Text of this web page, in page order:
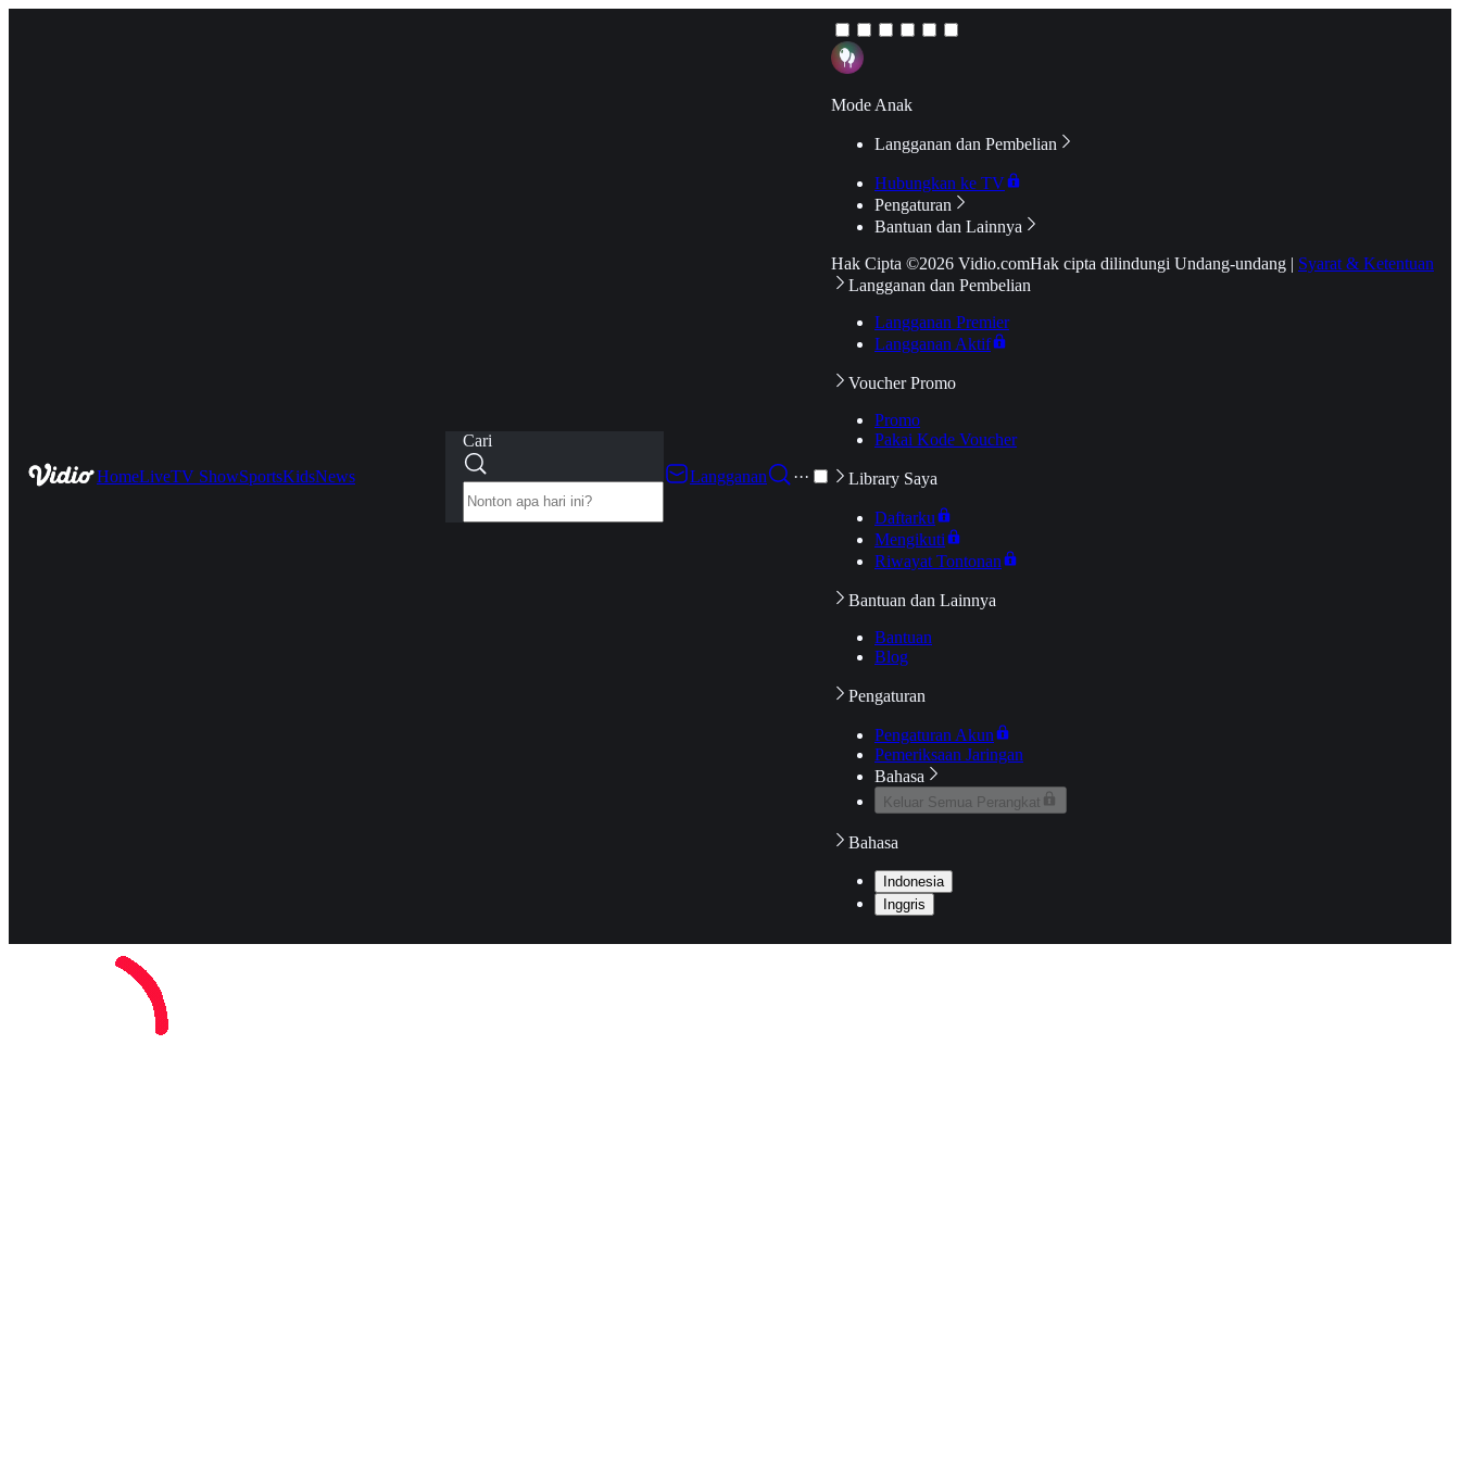
HomeLiveTV ShowSportsKidsNews
Cari
Langganan
···
Mode Anak
Langganan dan Pembelian
Hubungkan ke TV
Pengaturan
Bantuan dan Lainnya
Hak Cipta ©2026 Vidio.comHak cipta dilindungi Undang-undang | Syarat & Ketentuan
Langganan dan Pembelian
Langganan Premier
Langganan Aktif
Voucher Promo
Promo
Pakai Kode Voucher
Library Saya
Daftarku
Mengikuti
Riwayat Tontonan
Bantuan dan Lainnya
Bantuan
Blog
Pengaturan
Pengaturan Akun
Pemeriksaan Jaringan
Bahasa
Keluar Semua Perangkat
Bahasa
Indonesia
Inggris